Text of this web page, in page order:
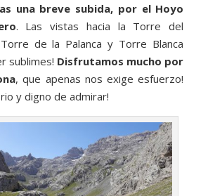
una breve subida, por el Hoyo
. Las vistas hacia la Torre del
de la Palanca y Torre Blanca
sublimes! Disfrutamos mucho por
, que apenas nos exige esfuerzo!
y digno de admirar!